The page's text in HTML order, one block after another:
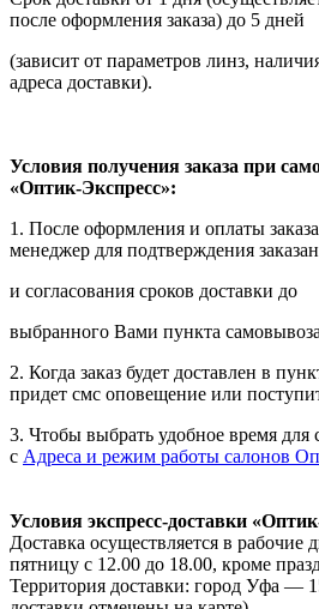
после оформления заказа) до 5 дней
(зависит от параметров линз,
адреса доставки).
Условия получения заказа при
«Оптик-Экспресс»:
1. После оформления и оплаты
менеджер для подтверждения
и согласования сроков доставки до
выбранного Вами пункта
2. Когда заказ будет доставлен в
придет смс оповещение или
3. Чтобы выбрать удобное время для
с Адреса и режим работы салонов
Условия экспресс-доставки
Доставка осуществляется в рабочие
пятницу с 12.00 до 18.00, кроме
Территория доставки: город Уфа —